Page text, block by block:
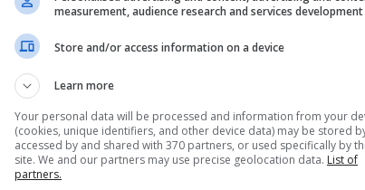
measurement, audience research and services development
Store and/or access information on a device
Learn more
Your personal data will be processed and information from your
(cookies, unique identifiers, and other device data) may be stored
accessed by and shared with 370 partners, or used specifically by
site. We and our partners may use precise geolocation data. List of
partners.